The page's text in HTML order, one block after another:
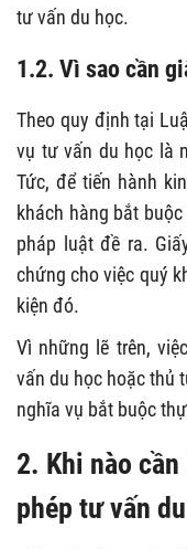
tư vấn du học.
1.2. Vì sao cần
Theo quy định tại
vụ tư vấn du học là
Tức, để tiến hành
khách hàng bắt
pháp luật đề ra.
chứng cho việc quý
kiện đó.
Vì những lẽ trên,
vấn du học hoặc thủ
nghĩa vụ bắt buộc
2. Khi nào
phép tư vấn